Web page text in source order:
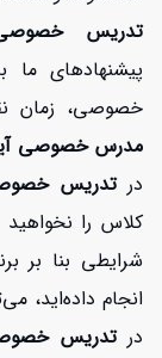
تدریس
پیشنهادهای
خصوصی، زمان
مدرس خصوصی
درتدریس
کلاس را
شرایطی بنا بر
انجام داده‌اید،
درتدریس